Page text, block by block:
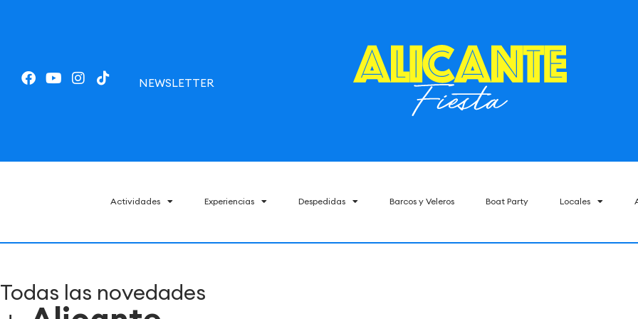
NEWSLETTER
Actividades Experiencias Despedidas Barcos y Veleros Boat Party Locales
Todas las novedades